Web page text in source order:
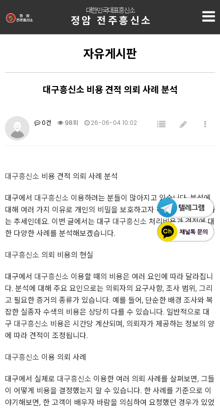
대한민국대표흥신소
정암 전주흥신소
자유게시판
대구흥신소 비용 견적 의뢰 사례 분석
0건 98회 26-06-04 10:02
대구흥신소 비용 견적 의뢰 사례 분석
대구에서 대구흥신소 이용하려는 분들이 많아지고 있습니다. 분석에
대해 여러 가지 이유로 개인의 비밀을 보호하고자 하는 의뢰가 증가하
는 추세인데요. 이번 글에서는 대구 대구흥신소 처리비용과 견적에 대
한 다양한 사례를 분석해보겠습니다.
대구흥신소 의뢰 비용의 현실
대구에서 대구흥신소 이용할 때의 비용은 여러 요인에 따라 달라집니
다. 분석에 대해 주요 요인으로는 의뢰자의 요구사항, 조사 범위, 그리
고 필요한 증거의 종류가 있습니다. 예를 들어, 단순한 배경 조사와 복
잡한 실종자 수색의 비용은 상당히 다를 수 있습니다. 일반적으로 대
구 대구흥신소 비용은 시간당 계산되며, 의뢰자가 제공하는 정보의 양
에 따라 견적이 조정됩니다.
대구흥신소 이용 의뢰 사례
대구에서 실제로 대구흥신소 이용한 여러 의뢰 사례를 살펴보면, 그들
이 어떻게 비용을 결정했는지 알 수 있습니다. 한 사례를 기준으로 이
야기해보면, 한 고객이 배우자 바람을 의심하여 요청했던 경우가 있었